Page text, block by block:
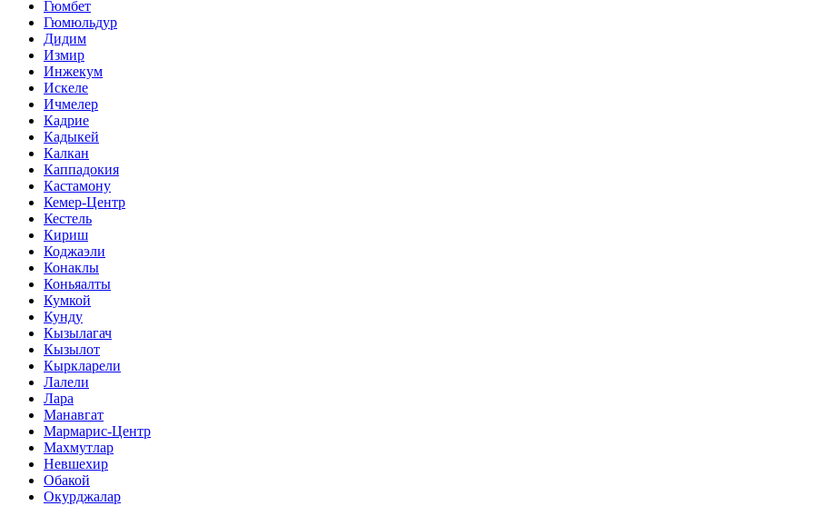
Гюмбет
Гюмюльдур
Дидим
Измир
Инжекум
Искеле
Ичмелер
Кадрие
Кадыкей
Калкан
Каппадокия
Кастамону
Кемер-Центр
Кестель
Кириш
Коджаэли
Конаклы
Коньяалты
Кумкой
Кунду
Кызылагач
Кызылот
Кыркларели
Лалели
Лара
Манавгат
Мармарис-Центр
Махмутлар
Невшехир
Обакой
Окурджалар